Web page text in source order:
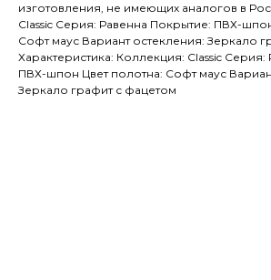
изготовления, не имеющих аналогов в
Classic Серия: Равенна Покрытие: ПВХ-
Софт маус Вариант остекления: Зеркало
Характеристика: Коллекция: Classic
ПВХ-шпон Цвет полотна: Софт маус
Зеркало графит с фацетом